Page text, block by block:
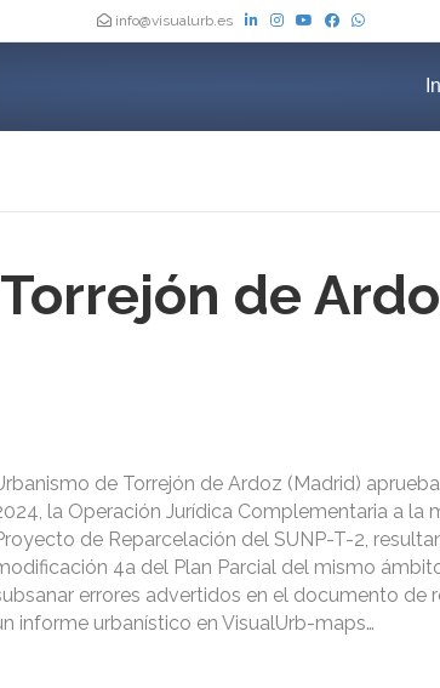
info@visualurb.es
de
de Torrejón de Ardoz (Madrid)
la Operación Jurídica Complementaria a la
de Reparcelación del SUNP-T-2,
4a del Plan Parcial del mismo
errores advertidos en el documento de
informe urbanístico en VisualUrb-maps…